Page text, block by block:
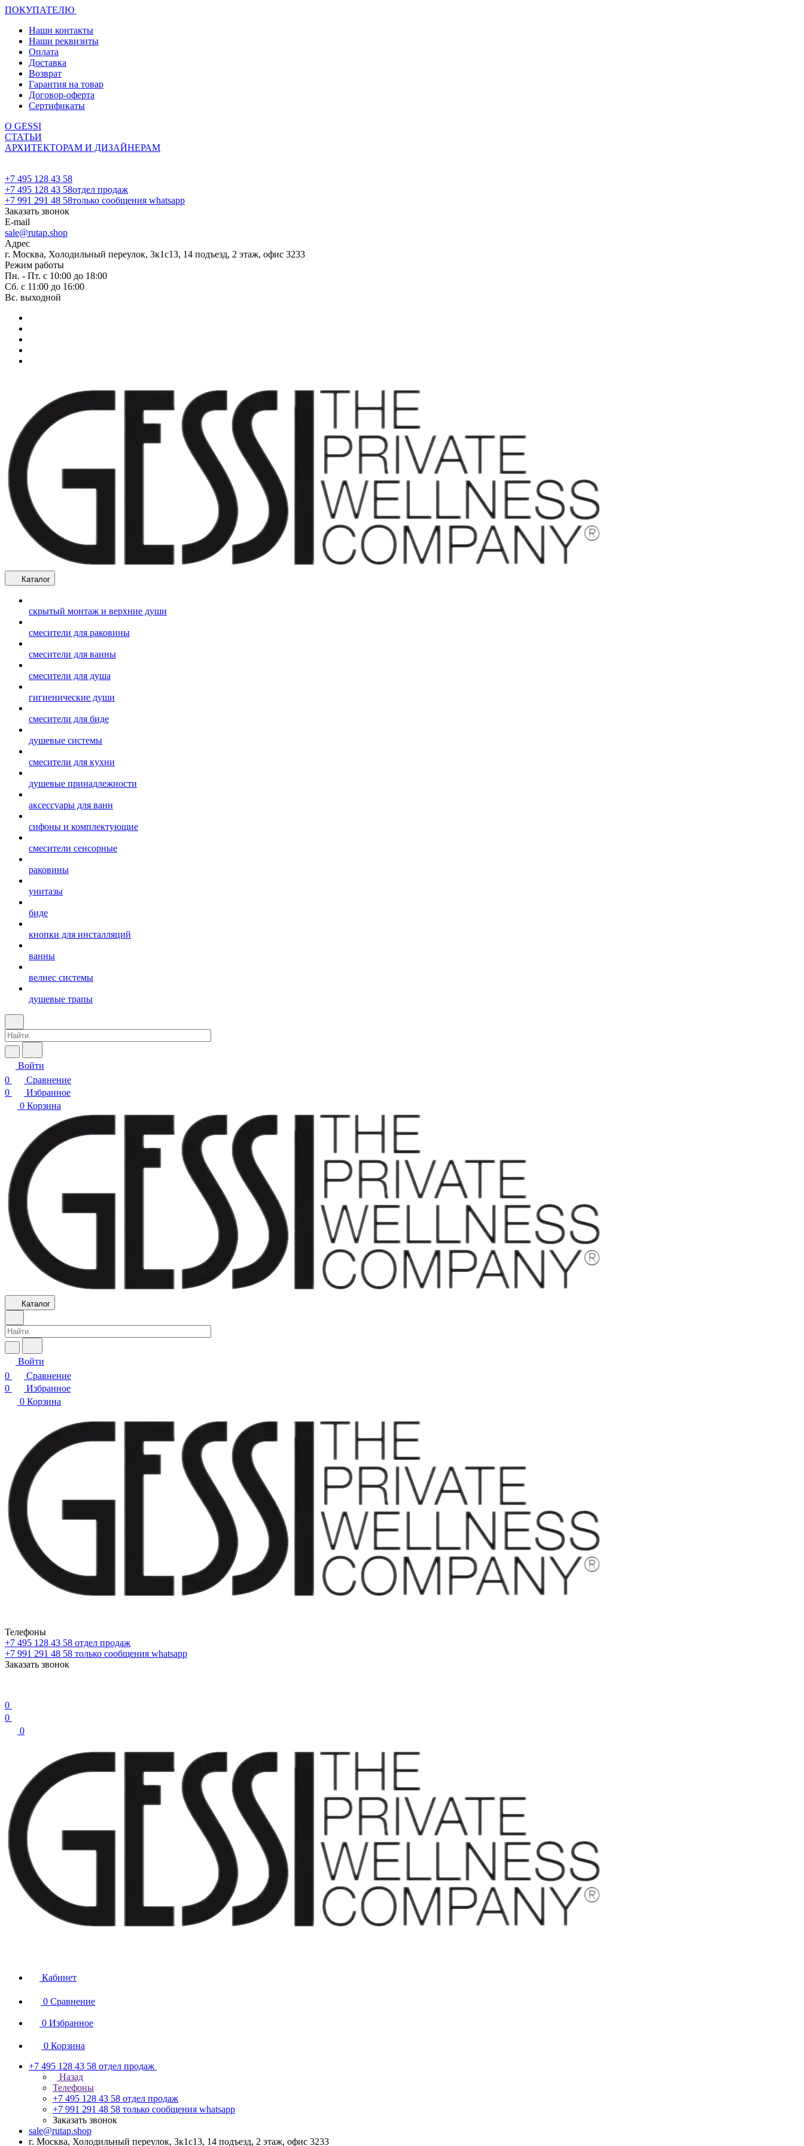
ПОКУПАТЕЛЮ
Наши контакты
Наши реквизиты
Оплата
Доставка
Возврат
Гарантия на товар
Договор-оферта
Сертификаты
О GESSI
СТАТЬИ
АРХИТЕКТОРАМ И ДИЗАЙНЕРАМ
+7 495 128 43 58
+7 495 128 43 58отдел продаж
+7 991 291 48 58только сообщения whatsapp
Заказать звонок
E-mail
sale@rutap.shop
Адрес
г. Москва, Холодильный переулок, 3к1с13, 14 подъезд, 2 этаж, офис 3233
Режим работы
Пн. - Пт. с 10:00 до 18:00
Сб. с 11:00 до 16:00
Вс. выходной
Каталог
скрытый монтаж и верхние души
смесители для раковины
смесители для ванны
смесители для душа
гигиенические души
смесители для биде
душевые системы
смесители для кухни
душевые принадлежности
аксессуары для ванн
сифоны и комплектующие
смесители сенсорные
раковины
унитазы
биде
кнопки для инсталляций
ванны
велнес системы
душевые трапы
Войти
0
Сравнение
0
Избранное
0 Корзина
Каталог
Войти
0
Сравнение
0
Избранное
0 Корзина
Телефоны
+7 495 128 43 58 отдел продаж
+7 991 291 48 58 только сообщения whatsapp
Заказать звонок
0
0
0
Кабинет
0 Сравнение
0 Избранное
0 Корзина
+7 495 128 43 58 отдел продаж
Назад
Телефоны
+7 495 128 43 58 отдел продаж
+7 991 291 48 58 только сообщения whatsapp
Заказать звонок
sale@rutap.shop
г. Москва, Холодильный переулок, 3к1с13, 14 подъезд, 2 этаж, офис 3233